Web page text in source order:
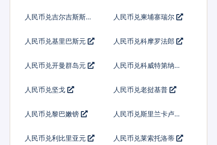
人民币兑吉尔吉斯斯坦
人民币兑柬埔寨瑞尔
人民币兑基里巴斯元 人民币兑科摩罗法郎
人民币兑开曼群岛元 人民币兑科威特第纳尔
人民币兑坚戈 人民币兑老挝基普
人民币兑黎巴嫩镑 人民币兑斯里兰卡卢比
人民币兑利比里亚元 人民币兑莱索托洛蒂